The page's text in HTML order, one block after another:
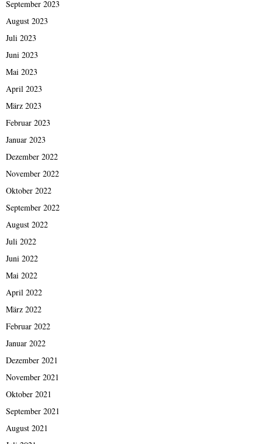
September 2023
August 2023
Juli 2023
Juni 2023
Mai 2023
April 2023
März 2023
Februar 2023
Januar 2023
Dezember 2022
November 2022
Oktober 2022
September 2022
August 2022
Juli 2022
Juni 2022
Mai 2022
April 2022
März 2022
Februar 2022
Januar 2022
Dezember 2021
November 2021
Oktober 2021
September 2021
August 2021